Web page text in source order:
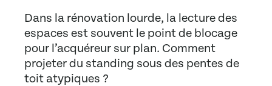
Dans la rénovation lourde, la lecture des
espaces est souvent le point de blocage
pour l’acquéreur sur plan. Comment
projeter du standing sous des pentes de
toit atypiques ?